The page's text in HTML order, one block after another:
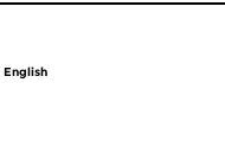
English